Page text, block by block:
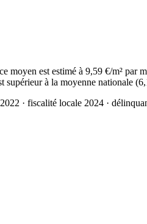
est estimé à 9,59 €/m² par
à la moyenne nationale
· fiscalité locale 2024 ·